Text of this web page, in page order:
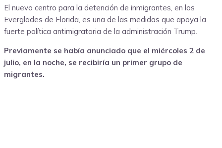
El nuevo centro para la detención de inmigrantes, en los
Everglades de Florida, es una de las medidas que apoya la
fuerte política antimigratoria de la administración Trump.
Previamente se había anunciado que el miércoles 2 de
julio, en la noche, se recibiría un primer grupo de
migrantes.